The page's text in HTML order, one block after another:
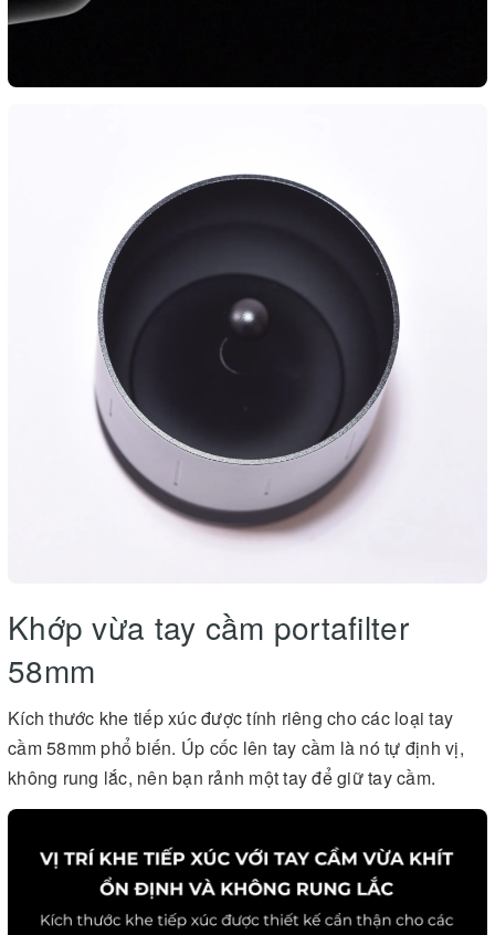
Khớp vừa tay cầm portafilter
58mm
Kích thước khe tiếp xúc được tính riêng cho các loại tay
cầm 58mm phổ biến. Úp cốc lên tay cầm là nó tự định vị,
không rung lắc, nên bạn rảnh một tay để giữ tay cầm.